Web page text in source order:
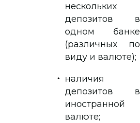
нескольких
депозитов в
одном банке
(различных по
виду и валюте);
наличия
депозитов в
иностранной
валюте;